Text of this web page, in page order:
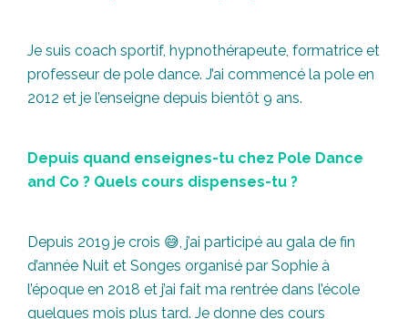
Je suis coach sportif, hypnothérapeute, formatrice et
professeur de pole dance. J’ai commencé la pole en
2012 et je l’enseigne depuis bientôt 9 ans.
Depuis quand enseignes-tu chez Pole Dance
and Co ? Quels cours dispenses-tu ?
Depuis 2019 je crois 😅, j’ai participé au gala de fin
d’année Nuit et Songes organisé par Sophie à
l’époque en 2018 et j’ai fait ma rentrée dans l’école
quelques mois plus tard. Je donne des cours